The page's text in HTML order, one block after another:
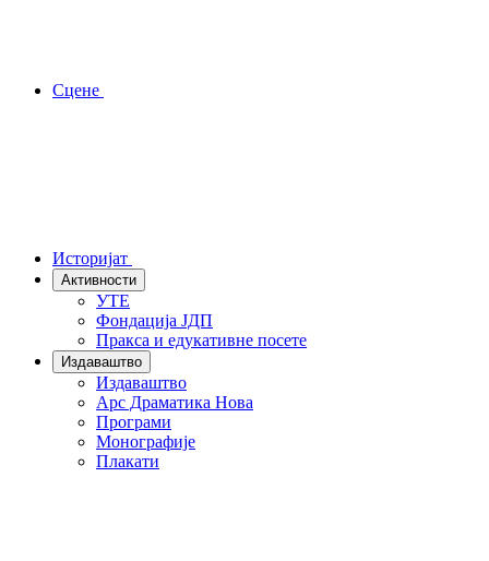
Сцене
Историјат
Активности
УТЕ
Фондација ЈДП
Пракса и едукативне посете
Издаваштво
Издаваштво
Арс Драматика Нова
Програми
Монографије
Плакати